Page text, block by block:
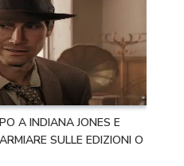
A INDIANA JONES E
SULLE EDIZIONI O